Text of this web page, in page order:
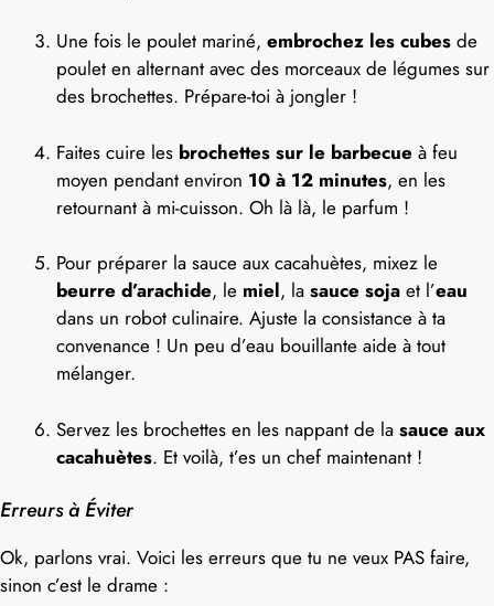
Une fois le poulet mariné, embrochez les cubes de
poulet en alternant avec des morceaux de légumes sur
des brochettes. Prépare-toi à jongler !
Faites cuire les brochettes sur le barbecue à feu
moyen pendant environ 10 à 12 minutes, en les
retournant à mi-cuisson. Oh là là, le parfum !
Pour préparer la sauce aux cacahuètes, mixez le
beurre d’arachide, le miel, la sauce soja et l’eau
dans un robot culinaire. Ajuste la consistance à ta
convenance ! Un peu d’eau bouillante aide à tout
mélanger.
Servez les brochettes en les nappant de la sauce aux
cacahuètes. Et voilà, t’es un chef maintenant !
Erreurs à Éviter
Ok, parlons vrai. Voici les erreurs que tu ne veux PAS faire,
sinon c’est le drame :